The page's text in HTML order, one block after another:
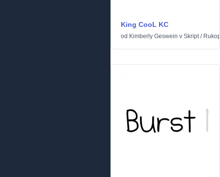
King CooL KC
od Kimberly Geswein v Skript/